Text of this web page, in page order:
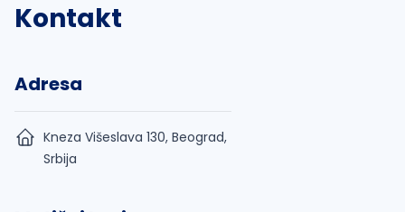
Kontakt
Adresa
Kneza Višeslava 130, Beograd,
Srbija